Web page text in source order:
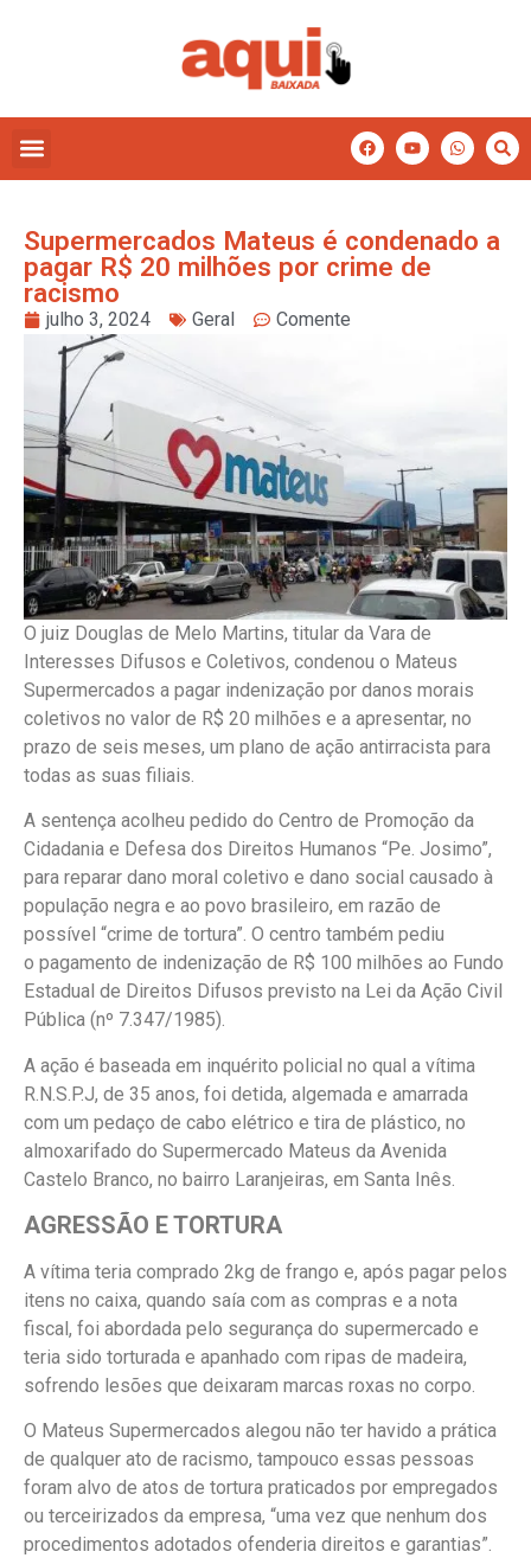
Supermercados Mateus é condenado a
pagar R$ 20 milhões por crime de
racismo
julho 3, 2024 Geral Comente
O juiz Douglas de Melo Martins, titular da Vara de
Interesses Difusos e Coletivos, condenou o Mateus
Supermercados a pagar indenização por danos morais
coletivos no valor de R$ 20 milhões e a apresentar, no
prazo de seis meses, um plano de ação antirracista para
todas as suas filiais.
A sentença acolheu pedido do Centro de Promoção da
Cidadania e Defesa dos Direitos Humanos “Pe. Josimo”,
para reparar dano moral coletivo e dano social causado à
população negra e ao povo brasileiro, em razão de
possível “crime de tortura”. O centro também pediu
o pagamento de indenização de R$ 100 milhões ao Fundo
Estadual de Direitos Difusos previsto na Lei da Ação Civil
Pública (nº 7.347/1985).
A ação é baseada em inquérito policial no qual a vítima
R.N.S.P.J, de 35 anos, foi detida, algemada e amarrada
com um pedaço de cabo elétrico e tira de plástico, no
almoxarifado do Supermercado Mateus da Avenida
Castelo Branco, no bairro Laranjeiras, em Santa Inês.
AGRESSÃO E TORTURA
A vítima teria comprado 2kg de frango e, após pagar pelos
itens no caixa, quando saía com as compras e a nota
fiscal, foi abordada pelo segurança do supermercado e
teria sido torturada e apanhado com ripas de madeira,
sofrendo lesões que deixaram marcas roxas no corpo.
O Mateus Supermercados alegou não ter havido a prática
de qualquer ato de racismo, tampouco essas pessoas
foram alvo de atos de tortura praticados por empregados
ou terceirizados da empresa, “uma vez que nenhum dos
procedimentos adotados ofenderia direitos e garantias”.